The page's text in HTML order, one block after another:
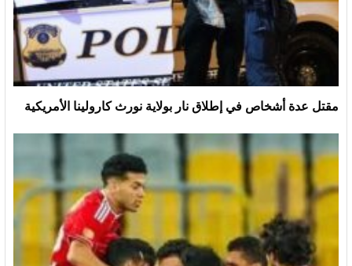
مقتل عدة أشخاص في إطلاق نار بولاية نورث كارولينا الأمريكية